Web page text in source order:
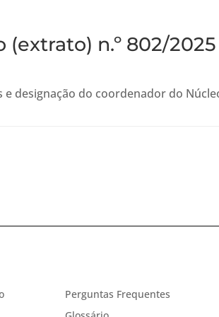
(extrato) n.º 802/2025
e designação do coordenador do
Perguntas Frequentes